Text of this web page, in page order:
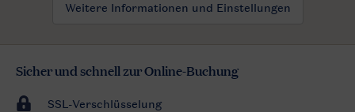
Weitere Informationen und Einstellungen
Sicher und schnell zur Online-Buchung
SSL-Verschlüsselung